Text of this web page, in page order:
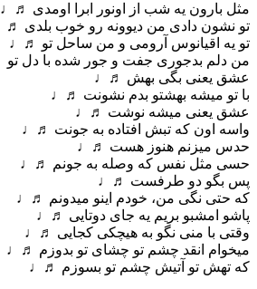
مثل بارون یه شب از اونور ابرا اومدی ♬♩
عشق یعنی بگی بهش ♬♩